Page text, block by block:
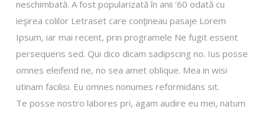
neschimbată. A fost popularizată în anii ’60 odată cu
ieşirea colilor Letraset care conţineau pasaje Lorem
Ipsum, iar mai recent, prin programele Ne fugit essent
persequeris sed. Qui dico dicam sadipscing no. Ius posse
omnes eleifend ne, no sea amet oblique. Mea in wisi
utinam facilisi. Eu omnes nonumes reformidans sit.
Te posse nostro labores pri, agam audire eu mei, natum